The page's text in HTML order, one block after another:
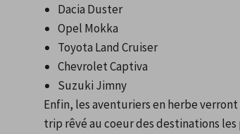
Dacia Duster
Opel Mokka
Toyota Land Cruiser
Chevrolet Captiva
Suzuki Jimny
Enfin, les aventuriers en herbe
trip rêvé au coeur des destinations les